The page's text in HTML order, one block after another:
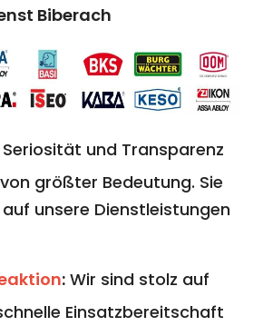
Biberach
Seriosität und Transparenz
größter Bedeutung. Sie
unsere Dienstleistungen
: Wir sind stolz auf
Einsatzbereitschaft